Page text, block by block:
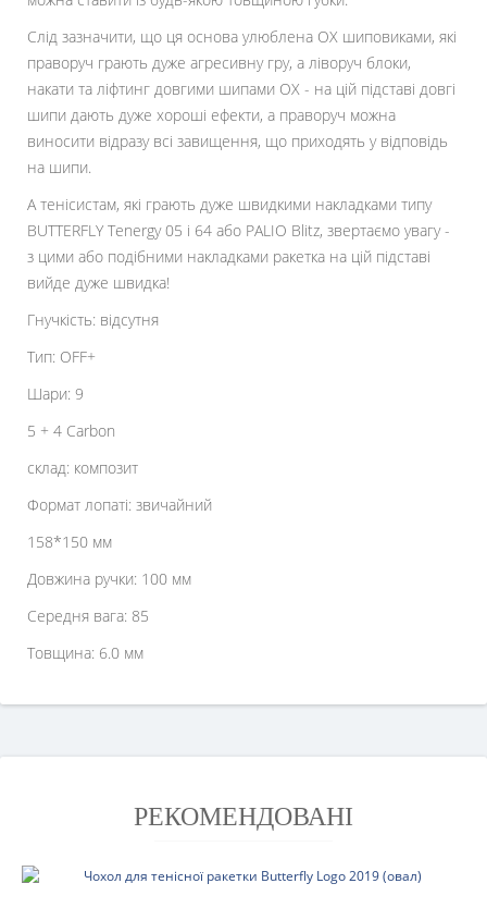
Слід зазначити, що ця основа улюблена ОХ шиповиками, які
праворуч грають дуже агресивну гру, а ліворуч блоки,
накати та ліфтинг довгими шипами ОХ - на цій підставі довгі
шипи дають дуже хороші ефекти, а праворуч можна
виносити відразу всі завищення, що приходять у відповідь
на шипи.
А тенісистам, які грають дуже швидкими накладками типу
BUTTERFLY Tenergy 05 і 64 або PALIO Blitz, звертаємо увагу -
з цими або подібними накладками ракетка на цій підставі
вийде дуже швидка!
Гнучкість: відсутня
Тип: OFF+
Шари: 9
5 + 4 Carbon
склад: композит
Формат лопаті: звичайний
158*150 мм
Довжина ручки: 100 мм
Середня вага: 85
Товщина: 6.0 мм
РЕКОМЕНДОВАНІ